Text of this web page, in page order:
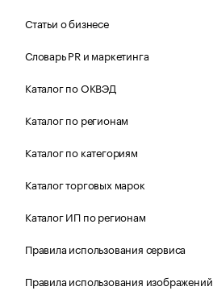
Статьи о бизнесе
Словарь PR и маркетинга
Каталог по ОКВЭД
Каталог по регионам
Каталог по категориям
Каталог торговых марок
Каталог ИП по регионам
Правила использования сервиса
Правила использования изображений